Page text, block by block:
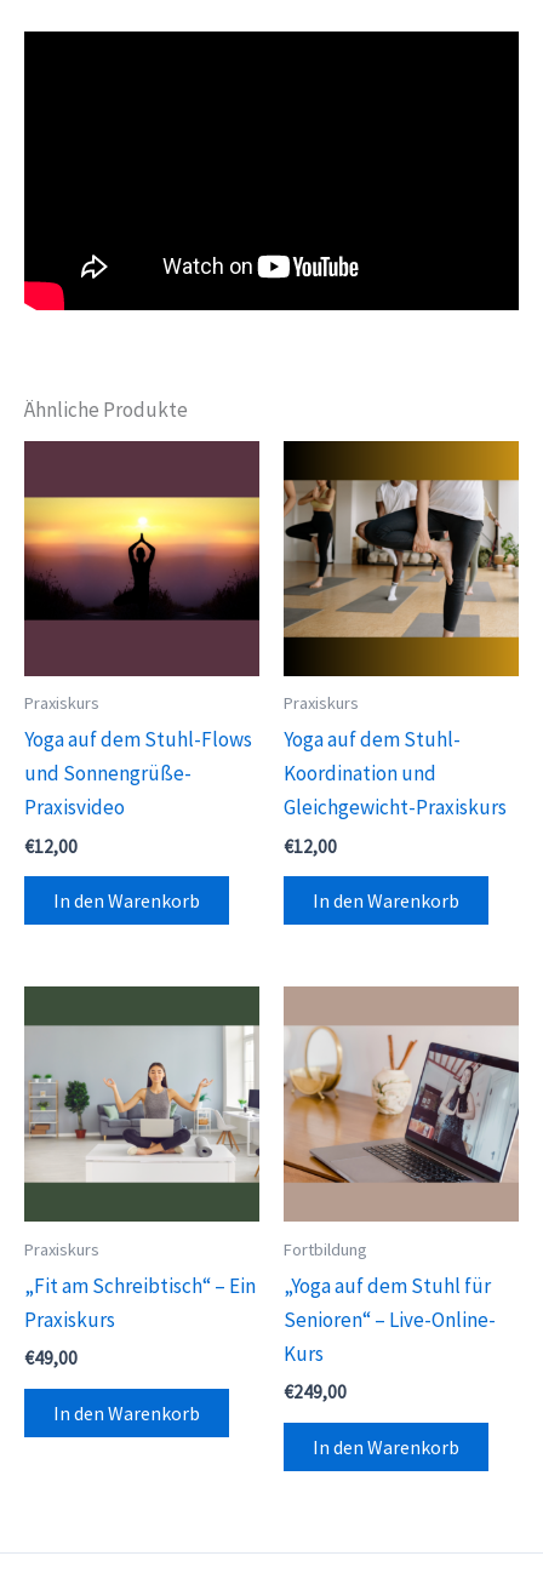
Ähnliche Produkte
Praxiskurs
Yoga auf dem Stuhl-Flows
und Sonnengrüße-
Praxisvideo
€12,00
In den Warenkorb
Praxiskurs
Yoga auf dem Stuhl-
Koordination und
Gleichgewicht-Praxiskurs
€12,00
In den Warenkorb
Praxiskurs
„Fit am Schreibtisch“ – Ein
Praxiskurs
€49,00
In den Warenkorb
Fortbildung
„Yoga auf dem Stuhl für
Senioren“ – Live-Online-
Kurs
€249,00
In den Warenkorb